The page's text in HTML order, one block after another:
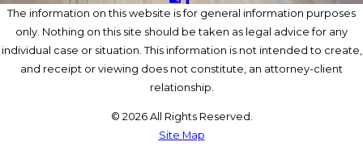
The information on this website is for general information purposes
only. Nothing on this site should be taken as legal advice for any
individual case or situation. This information is not intended to create,
and receipt or viewing does not constitute, an attorney-client
relationship.
© 2026 All Rights Reserved.
Site Map